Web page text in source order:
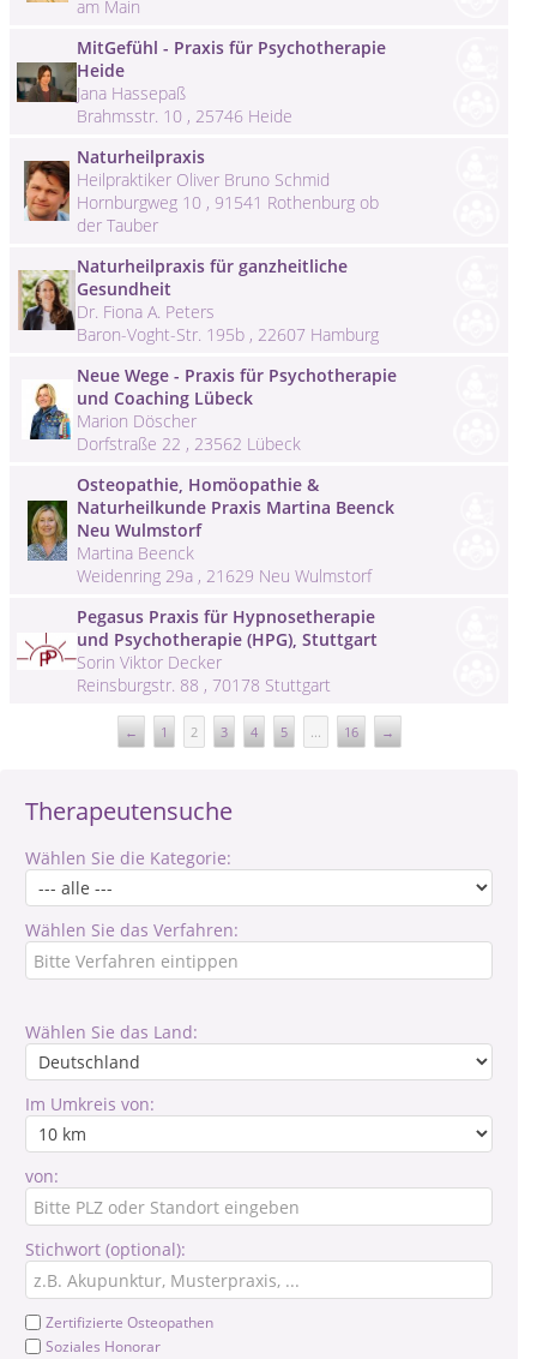
Therapeutensuche
Wählen Sie die Kategorie:
Wählen Sie das Verfahren:
Wählen Sie das Land:
Im Umkreis von:
von:
Stichwort (optional):
Zertifizierte Osteopathen
Soziales Honorar
am Main
MitGefühl - Praxis für Psychotherapie
Heide
Jana Hassepaß
Brahmsstr. 10 , 25746 Heide
Naturheilpraxis
Heilpraktiker Oliver Bruno Schmid
Hornburgweg 10 , 91541 Rothenburg ob
der Tauber
Naturheilpraxis für ganzheitliche
Gesundheit
Dr. Fiona A. Peters
Baron-Voght-Str. 195b , 22607 Hamburg
Neue Wege - Praxis für Psychotherapie
und Coaching Lübeck
Marion Döscher
Dorfstraße 22 , 23562 Lübeck
Osteopathie, Homöopathie &
Naturheilkunde Praxis Martina Beenck
Neu Wulmstorf
Martina Beenck
Weidenring 29a , 21629 Neu Wulmstorf
Pegasus Praxis für Hypnosetherapie
und Psychotherapie (HPG), Stuttgart
Sorin Viktor Decker
Reinsburgstr. 88 , 70178 Stuttgart
← 1 2 3 4 5 ... 16 →